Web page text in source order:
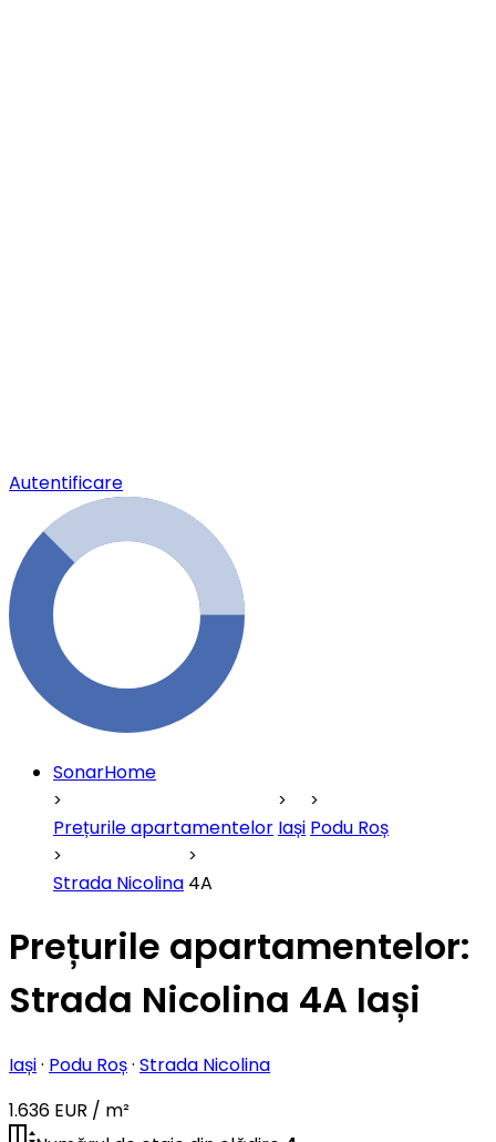
Autentificare
SonarHome
Prețurile apartamentelor Iași Podu Roș
Strada Nicolina 4A
Prețurile apartamentelor:
Strada Nicolina 4A Iași
Iași· Podu Roș· Strada Nicolina
1.636 EUR / m²